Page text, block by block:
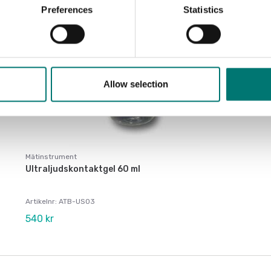
Preferences Statistics
Allow selection
Mätinstrument
Ultraljudskontaktgel 60 ml
Artikelnr: ATB-US03
540 kr